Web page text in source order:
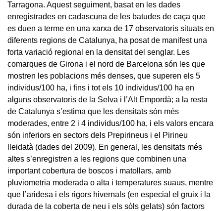
Tarragona. Aquest seguiment, basat en les dades
enregistrades en cadascuna de les batudes de caça que
es duen a terme en una xarxa de 17 observatoris situats en
diferents regions de Catalunya, ha posat de manifest una
forta variació regional en la densitat del senglar. Les
comarques de Girona i el nord de Barcelona són les que
mostren les poblacions més denses, que superen els 5
individus/100 ha, i fins i tot els 10 individus/100 ha en
alguns observatoris de la Selva i l’Alt Empordà; a la resta
de Catalunya s’estima que les densitats són més
moderades, entre 2 i 4 individus/100 ha, i els valors encara
són inferiors en sectors dels Prepirineus i el Pirineu
lleidatà (dades del 2009). En general, les densitats més
altes s’enregistren a les regions que combinen una
important cobertura de boscos i matollars, amb
pluviometria moderada o alta i temperatures suaus, mentre
que l’aridesa i els rigors hivernals (en especial el gruix i la
durada de la coberta de neu i els sòls gelats) són factors